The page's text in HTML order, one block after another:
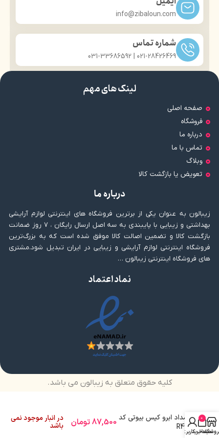
ظاهری شیک
کوچک اما پرکاربرد
زیبایی و مراقبت از پوست در یک
محصول
و کانتور
امکان ایجاد بی‌نهایت ترکیب و
برای هر موقعیت، از روز تا شب
info@zibaloun.com
شماره تماس
021-28426469 | 031-33686592
لینک های مهم
صفحه اصلی
فروشگاه
درباره ما
تماس با ما
وبلاگ
تعویض یا بازگشت کالا
درباره ما
زیبالون به عنوان یکی از برترین فروشگاه های اینترنتی لوازم آرایشی
بهداشتی و زیبایی با پایبندی به سه اصل ارسال رایگان ، ۷ روز ضمانت
بازگشت کالا و تضمین اصالت کالا موفق شده است که به بزرگ‌ترین
فروشگاه اینترنتی لوازم آرایشی و زیبایی در ایران تبدیل شود.مشتری
های فروشگاه اینترنتی زیبالون …
نماد اعتماد
کلیه حقوق متعلق به زیبالون می باشد.
مداد ابرو کیس بیوتی کد
R41
87,500تومان در انبار موجود نمی
باشد
0
سبد خرید
حساب کاربری من